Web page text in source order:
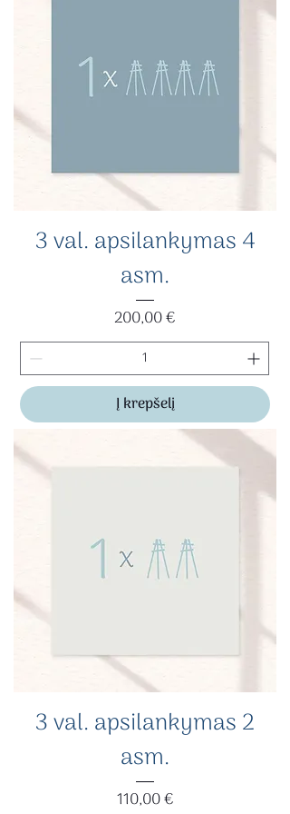
3 val. apsilankymas 4
asm.
Kaina
200,00 €
Į krepšelį
3 val. apsilankymas 2
asm.
Kaina
110,00 €